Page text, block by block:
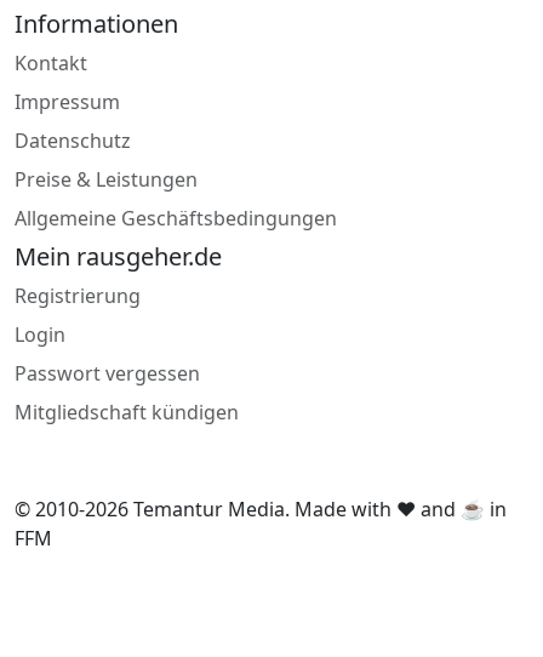
Informationen
Kontakt
Impressum
Datenschutz
Preise & Leistungen
Allgemeine Geschäftsbedingungen
Mein rausgeher.de
Registrierung
Login
Passwort vergessen
Mitgliedschaft kündigen
© 2010-2026 Temantur Media. Made with ❤️ and ☕ in
FFM